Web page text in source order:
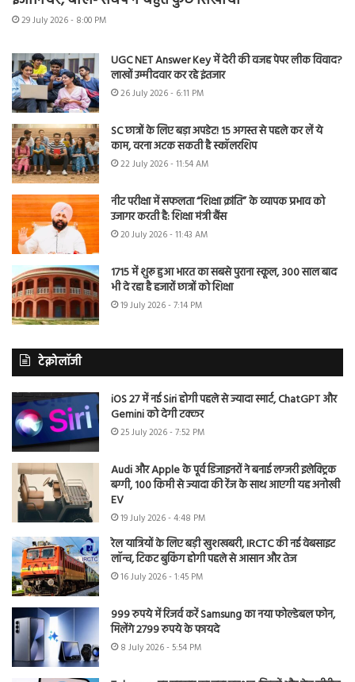
29 July 2026 - 8:00 PM
UGC NET Answer Key में देरी की वजह पेपर लीक विवाद?
लाखों उम्मीदवार कर रहे इंतजार
26 July 2026 - 6:11 PM
SC छात्रों के लिए बड़ा अपडेट! 15 अगस्त से पहले कर लें ये
काम, वरना अटक सकती है स्कॉलरशिप
22 July 2026 - 11:54 AM
नीट परीक्षा में सफलता “शिक्षा क्रांति” के व्यापक प्रभाव को
उजागर करती है: शिक्षा मंत्री बैंस
20 July 2026 - 11:43 AM
1715 में शुरू हुआ भारत का सबसे पुराना स्कूल, 300 साल बाद
भी दे रहा है हजारों छात्रों को शिक्षा
19 July 2026 - 7:14 PM
टेक्नोलॉजी
iOS 27 में नई Siri होगी पहले से ज्यादा स्मार्ट, ChatGPT और
Gemini को देगी टक्कर
25 July 2026 - 7:52 PM
Audi और Apple के पूर्व डिजाइनरों ने बनाई लग्जरी इलेक्ट्रिक
बग्गी, 100 किमी से ज्यादा की रेंज के साथ आएगी यह अनोखी
EV
19 July 2026 - 4:48 PM
रेल यात्रियों के लिए बड़ी खुशखबरी, IRCTC की नई वेबसाइट
लॉन्च, टिकट बुकिंग होगी पहले से आसान और तेज
16 July 2026 - 1:45 PM
999 रुपये में रिजर्व करें Samsung का नया फोल्डेबल फोन,
मिलेंगे 2799 रुपये के फायदे
8 July 2026 - 5:54 PM